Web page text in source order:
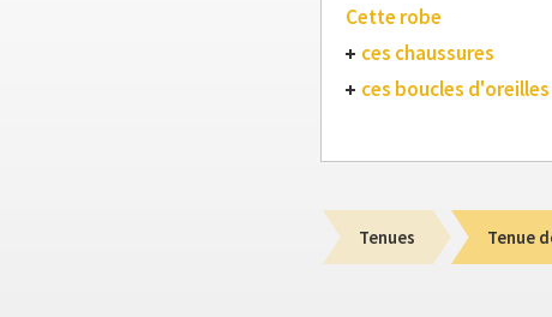
Cette robe
ces chaussures
ces boucles d'oreilles
Tenues Tenue